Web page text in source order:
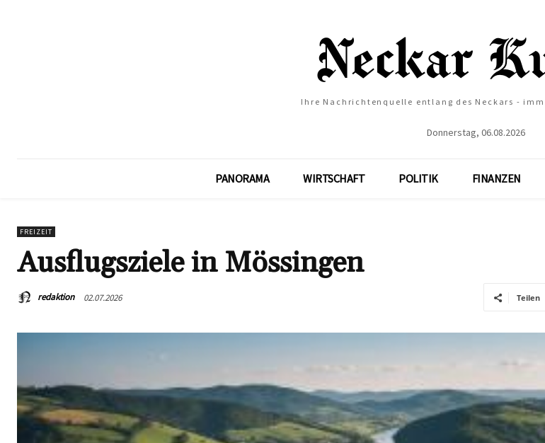
Ihre Nachrichtenquelle entlang des Neckars -
Donnerstag, 06.08.2026
PANORAMA WIRTSCHAFT POLITIK FINANZEN
FREIZEIT
Ausflugsziele in Mössingen
redaktion 02.07.2026 Teilen